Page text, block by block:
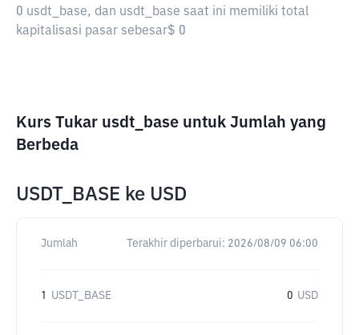
0 usdt_base, dan usdt_base saat ini memiliki total
kapitalisasi pasar sebesar$ 0
Kurs Tukar usdt_base untuk Jumlah yang
Berbeda
USDT_BASE ke USD
Jumlah Terakhir diperbarui: 2026/08/09 06:00
1 USDT_BASE 0 USD